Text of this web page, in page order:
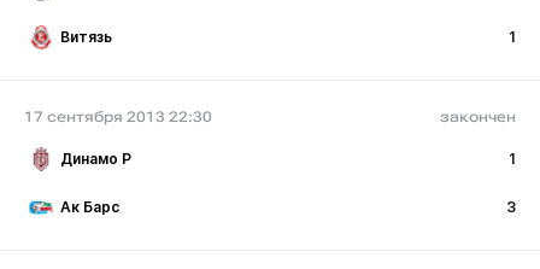
Витязь 1
17 сентября 2013 22:30 закончен
Динамо Р 1
Ак Барс 3